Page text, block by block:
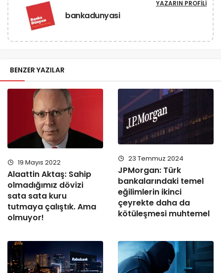
bankadunyasi
YAZARIN PROFILI
BENZER YAZILAR
19 Mayıs 2022
Alaattin Aktaş: Sahip
olmadığımız dövizi
sata sata kuru
tutmaya çalıştık. Ama
olmuyor!
23 Temmuz 2024
JPMorgan: Türk
bankalarındaki temel
eğilimlerin ikinci
çeyrekte daha da
kötüleşmesi muhtemel